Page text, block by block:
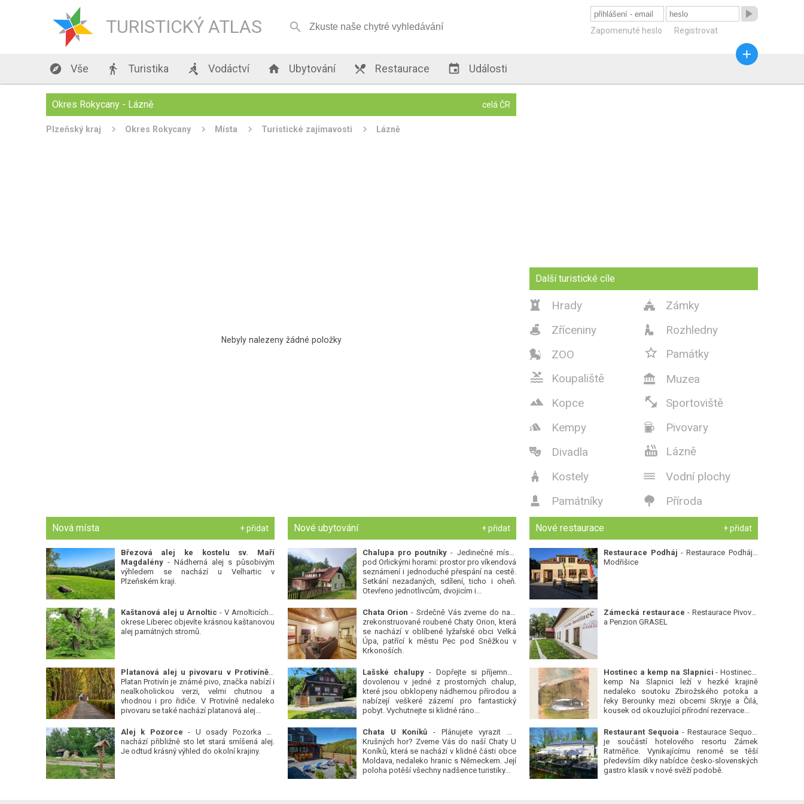
TURISTICKÝ ATLAS 

Zapomenuté heslo Registrovat
 Vše  Turistika  Vodáctví  Ubytování  Restaurace  Události

Okres Rokycany - Lázně celá ČR
Plzeňský kraj Okres Rokycany Místa Turistické zajímavosti Lázně
Nebyly nalezeny žádné položky
Další turistické cíle
 Hrady  Zámky
 Zříceniny  Rozhledny
 ZOO  Památky
 Koupaliště  Muzea
 Kopce  Sportoviště
 Kempy  Pivovary
 Divadla  Lázně
 Kostely  Vodní plochy
 Památníky  Příroda
Nová místa + přidat
Březová alej ke kostelu sv. Maří
Magdalény- Nádherná alej s působivým
výhledem se nachází u Velhartic v
Plzeňském kraji.
Kaštanová alej u Arnoltic - V Arnolticích v
okrese Liberec objevíte krásnou kaštanovou
alej památných stromů.
Platanová alej u pivovaru v Protivíně-
Platan Protivín je známé pivo, značka nabízí i
nealkoholickou verzi, velmi chutnou a
vhodnou i pro řidiče. V Protivíně nedaleko
pivovaru se také nachází platanová alej...
Alej k Pozorce - U osady Pozorka se
nachází přibližně sto let stará smíšená alej.
Je odtud krásný výhled do okolní krajiny.
Nové ubytování + přidat
Chalupa pro poutníky - Jedinečné místo
pod Orlickými horami: prostor pro víkendová
seznámení i jednoduché přespání na cestě.
Setkání nezadaných, sdílení, ticho i oheň.
Otevřeno jednotlivcům, dvojicím i...
Chata Orion - Srdečně Vás zveme do naší
zrekonstruované roubené Chaty Orion, která
se nachází v oblíbené lyžařské obci Velká
Úpa, patřící k městu Pec pod Sněžkou v
Krkonoších.
Lašské chalupy- Dopřejte si příjemnou
dovolenou v jedné z prostorných chalup,
které jsou obklopeny nádhernou přírodou a
nabízejí veškeré zázemí pro fantastický
pobyt. Vychutnejte si klidné ráno...
Chata U Koníků- Plánujete vyrazit do
Krušných hor? Zveme Vás do naší Chaty U
Koníků, která se nachází v klidné části obce
Moldava, nedaleko hranic s Německem. Její
poloha potěší všechny nadšence turistiky...
Nové restaurace + přidat
Restaurace Podháj - Restaurace Podháj -
Modřišice
Zámecká restaurace - Restaurace Pivovar
a Penzion GRASEL
Hostinec a kemp na Slapnici - Hostinec a
kemp Na Slapnici leží v hezké krajině
nedaleko soutoku Zbirožského potoka a
řeky Berounky mezi obcemi Skryje a Čilá,
kousek od okouzlující přírodní rezervace...
Restaurant Sequoia - Restaurace Sequoia
je součástí hotelového resortu Zámek
Ratměřice. Vynikajícímu renomé se těší
především díky nabídce česko-slovenských
gastro klasik v nové svěží podobě.